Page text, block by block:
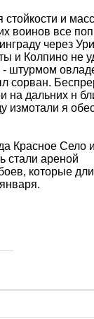
стойкости и
воинов все
через
и Колпино не
штурмом
сорван.
на дальних н
измотали я
Красное Село
стали ареной
которые